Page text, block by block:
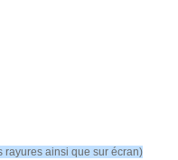
rayures ainsi que sur écran)